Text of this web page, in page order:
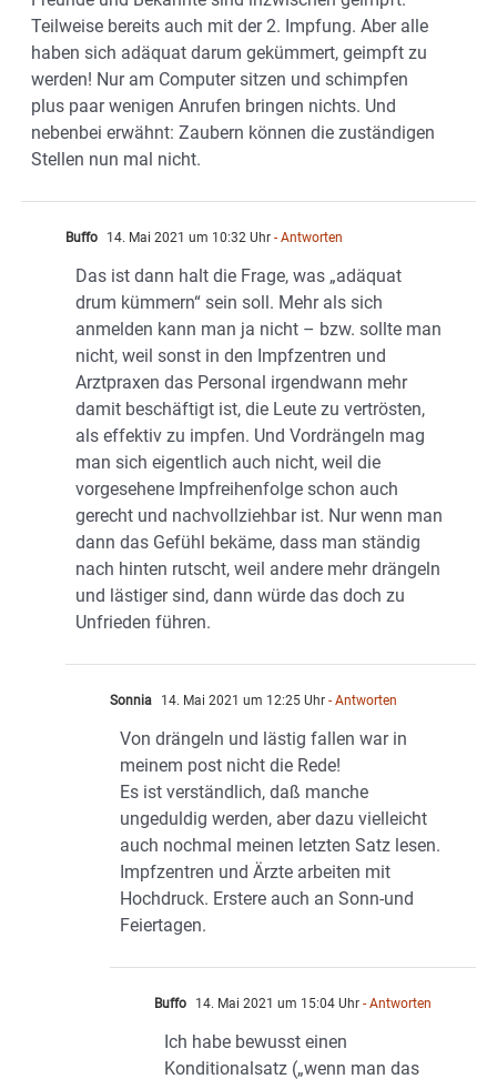
Teilweise bereits auch mit der 2. Impfung. Aber alle
haben sich adäquat darum gekümmert, geimpft zu
werden! Nur am Computer sitzen und schimpfen
plus paar wenigen Anrufen bringen nichts. Und
nebenbei erwähnt: Zaubern können die zuständigen
Stellen nun mal nicht.
Buffo 14. Mai 2021 um 10:32 Uhr - Antworten
Das ist dann halt die Frage, was „adäquat
drum kümmern“ sein soll. Mehr als sich
anmelden kann man ja nicht – bzw. sollte man
nicht, weil sonst in den Impfzentren und
Arztpraxen das Personal irgendwann mehr
damit beschäftigt ist, die Leute zu vertrösten,
als effektiv zu impfen. Und Vordrängeln mag
man sich eigentlich auch nicht, weil die
vorgesehene Impfreihenfolge schon auch
gerecht und nachvollziehbar ist. Nur wenn man
dann das Gefühl bekäme, dass man ständig
nach hinten rutscht, weil andere mehr drängeln
und lästiger sind, dann würde das doch zu
Unfrieden führen.
Sonnia 14. Mai 2021 um 12:25 Uhr - Antworten
Von drängeln und lästig fallen war in
meinem post nicht die Rede!
Es ist verständlich, daß manche
ungeduldig werden, aber dazu vielleicht
auch nochmal meinen letzten Satz lesen.
Impfzentren und Ärzte arbeiten mit
Hochdruck. Erstere auch an Sonn-und
Feiertagen.
Buffo 14. Mai 2021 um 15:04 Uhr - Antworten
Ich habe bewusst einen
Konditionalsatz („wenn man das